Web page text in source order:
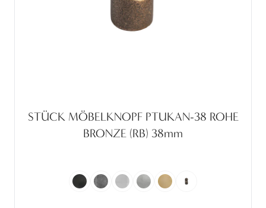
STÜCK MÖBELKNOPF PTUKAN-38 ROHE
BRONZE (RB) 38mm